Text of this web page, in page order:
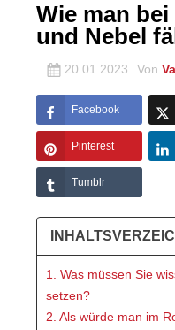
Wie man
und Nebel
20.01.2023 Von
Facebook
Pinterest
Tumblr
1. Was müssen Sie
setzen?
2. Als würde man im